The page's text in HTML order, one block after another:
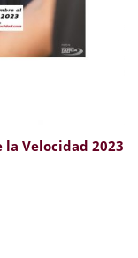
Velocidad 2023